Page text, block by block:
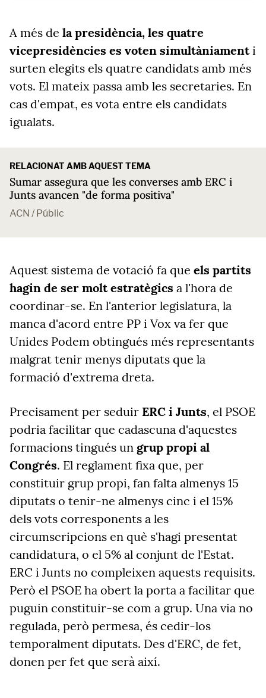
A més de la presidència, les quatre
vicepresidències es voten simultàniamenti
surten elegits els quatre candidats amb més
vots. El mateix passa amb les secretaries. En
cas d'empat, es vota entre els candidats
igualats.
RELACIONAT AMB AQUEST TEMA
Sumar assegura que les converses amb ERC i
Junts avancen "de forma positiva"
ACN / Públic
Aquest sistema de votació fa que els partits
hagin de ser molt estratègics a l'hora de
coordinar-se. En l'anterior legislatura, la
manca d'acord entre PP i Vox va fer que
Unides Podem obtingués més representants
malgrat tenir menys diputats que la
formació d'extrema dreta.
Precisament per seduir ERC i Junts, el PSOE
podria facilitar que cadascuna d'aquestes
formacions tingués un grup propi al
Congrés. El reglament fixa que, per
constituir grup propi, fan falta almenys 15
diputats o tenir-ne almenys cinc i el 15%
dels vots corresponents a les
circumscripcions en què s'hagi presentat
candidatura, o el 5% al conjunt de l'Estat.
ERC i Junts no compleixen aquests requisits.
Però el PSOE ha obert la porta a facilitar que
puguin constituir-se com a grup. Una via no
regulada, però permesa, és cedir-los
temporalment diputats. Des d'ERC, de fet,
donen per fet que serà així.